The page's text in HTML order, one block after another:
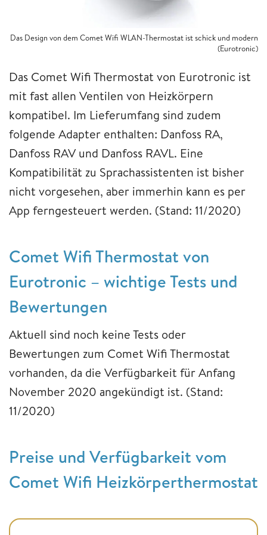
Das Design von dem Comet Wifi WLAN-Thermostat ist schick und modern
(Eurotronic)
Das Comet Wifi Thermostat von Eurotronic ist
mit fast allen Ventilen von Heizkörpern
kompatibel. Im Lieferumfang sind zudem
folgende Adapter enthalten: Danfoss RA,
Danfoss RAV und Danfoss RAVL. Eine
Kompatibilität zu Sprachassistenten ist bisher
nicht vorgesehen, aber immerhin kann es per
App ferngesteuert werden. (Stand: 11/2020)
Comet Wifi Thermostat von
Eurotronic – wichtige Tests und
Bewertungen
Aktuell sind noch keine Tests oder
Bewertungen zum Comet Wifi Thermostat
vorhanden, da die Verfügbarkeit für Anfang
November 2020 angekündigt ist. (Stand:
11/2020)
Preise und Verfügbarkeit vom
Comet Wifi Heizkörperthermostat